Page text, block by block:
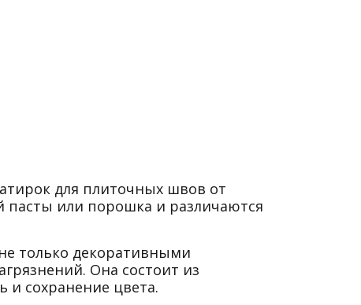
для плиточных швов от
пасты или порошка и различаются
только декоративными
Она состоит из
сохранение цвета.